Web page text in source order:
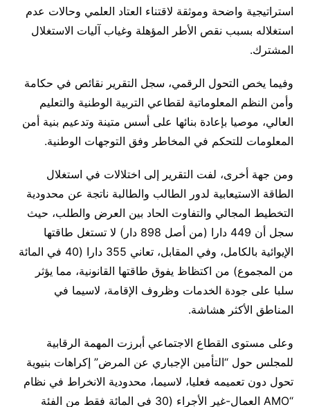
استراتيجية واضحة وموثقة لاقتناء العتاد العلمي وحالات عدم
استغلاله بسبب نقص الأطر المؤهلة وغياب آليات الاستغلال
المشترك.
وفيما يخص التحول الرقمي، سجل التقرير نقائص في حكامة
وأمن النظم المعلوماتية لقطاعي التربية الوطنية والتعليم
العالي، موصيا بإعادة بنائها على أسس متينة وتدعيم بنية أمن
المعلومات للتحكم في المخاطر وفق التوجهات الوطنية.
ومن جهة أخرى، لفت التقرير إلى اختلالات في استغلال
الطاقة الاستيعابية لدور الطالب والطالبة ناتجة عن محدودية
التخطيط المجالي والتفاوت الحاد بين العرض والطلب، حيث
سجل أن 449 دارا (من أصل 898 دار) لا تستغل طاقتها
الإيوائية بالكامل، وفي المقابل، تعاني 355 دارا (40 في المائة
من المجموع) من اكتظاظ يفوق طاقتها القانونية، مما يؤثر
سلبا على جودة الخدمات وظروف الإقامة، لاسيما في
المناطق الأكثر هشاشة.
وعلى مستوى القطاع الاجتماعي أبرزت المهمة الرقابية
للمجلس حول “التأمين الإجباري عن المرض” إكراهات بنيوية
تحول دون تعميمه فعليا، لاسيما، محدودية الانخراط في نظام
“AMO العمال-غير الأجراء (30 في المائة فقط من الفئة